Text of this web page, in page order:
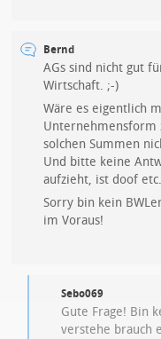
Bernd
AGs sind nicht gut
Wirtschaft. ;-)
Wäre es eigentlich
Unternehmensform
solchen Summen
Und bitte keine
aufzieht, ist doof
Sorry bin kein
im Voraus!
Sebo069
Gute Frage! Bin
verstehe brauch